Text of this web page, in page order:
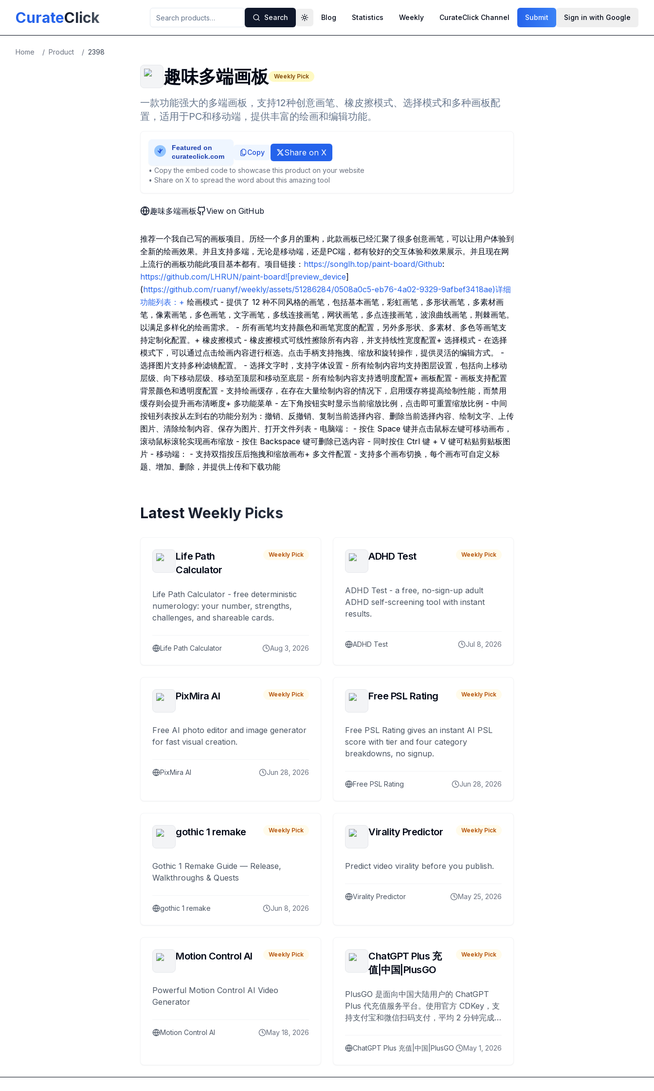
CurateClick Search Toggle theme
Blog Statistics Weekly CurateClick Channel Submit Sign in with Google
Home / Product / 2398
趣味多端画板 Weekly Pick
一款功能强大的多端画板，支持12种创意画笔、橡皮擦模式、选择模式和多种画板配
置，适用于PC和移动端，提供丰富的绘画和编辑功能。
Copy Share on X
• Copy the embed code to showcase this product on your website
• Share on X to spread the word about this amazing tool
趣味多端画板 View on GitHub
推荐一个我自己写的画板项目。历经一个多月的重构，此款画板已经汇聚了很多创意画笔，可以让用户体验到
全新的绘画效果。并且支持多端，无论是移动端，还是PC端，都有较好的交互体验和效果展示。并且现在网
上流行的画板功能此项目基本都有。项目链接： https://songlh.top/paint-board/Github:
https://github.com/LHRUN/paint-board![preview_device]
(https://github.com/ruanyf/weekly/assets/51286284/0508a0c5-eb76-4a02-9329-9afbef3418ae)详细
功能列表：+ 绘画模式 - 提供了 12 种不同风格的画笔，包括基本画笔，彩虹画笔，多形状画笔，多素材画
笔，像素画笔，多色画笔，文字画笔，多线连接画笔，网状画笔，多点连接画笔，波浪曲线画笔，荆棘画笔。
以满足多样化的绘画需求。 - 所有画笔均支持颜色和画笔宽度的配置，另外多形状、多素材、多色等画笔支
持定制化配置。+ 橡皮擦模式 - 橡皮擦模式可线性擦除所有内容，并支持线性宽度配置+ 选择模式 - 在选择
模式下，可以通过点击绘画内容进行框选。点击手柄支持拖拽、缩放和旋转操作，提供灵活的编辑方式。 -
选择图片支持多种滤镜配置。 - 选择文字时，支持字体设置 - 所有绘制内容均支持图层设置，包括向上移动
层级、向下移动层级、移动至顶层和移动至底层 - 所有绘制内容支持透明度配置+ 画板配置 - 画板支持配置
背景颜色和透明度配置 - 支持绘画缓存，在存在大量绘制内容的情况下，启用缓存将提高绘制性能，而禁用
缓存则会提升画布清晰度+ 多功能菜单 - 左下角按钮实时显示当前缩放比例，点击即可重置缩放比例 - 中间
按钮列表按从左到右的功能分别为：撤销、反撤销、复制当前选择内容、删除当前选择内容、绘制文字、上传
图片、清除绘制内容、保存为图片、打开文件列表 - 电脑端： - 按住 Space 键并点击鼠标左键可移动画布，
滚动鼠标滚轮实现画布缩放 - 按住 Backspace 键可删除已选内容 - 同时按住 Ctrl 键 + V 键可粘贴剪贴板图
片 - 移动端： - 支持双指按压后拖拽和缩放画布+ 多文件配置 - 支持多个画布切换，每个画布可自定义标
题、增加、删除，并提供上传和下载功能
Latest Weekly Picks
Life Path
Calculator
Weekly Pick
Life Path Calculator - free deterministic
numerology: your number, strengths,
challenges, and shareable cards.
Life Path Calculator Aug 3, 2026
ADHD Test Weekly Pick
ADHD Test - a free, no-sign-up adult
ADHD self-screening tool with instant
results.
ADHD Test Jul 8, 2026
PixMira AI Weekly Pick
Free AI photo editor and image generator
for fast visual creation.
PixMira AI Jun 28, 2026
Free PSL Rating Weekly Pick
Free PSL Rating gives an instant AI PSL
score with tier and four category
breakdowns, no signup.
Free PSL Rating Jun 28, 2026
gothic 1 remake Weekly Pick
Gothic 1 Remake Guide — Release,
Walkthroughs & Quests
gothic 1 remake Jun 8, 2026
Virality Predictor Weekly Pick
Predict video virality before you publish.
Virality Predictor May 25, 2026
Motion Control AI Weekly Pick
Powerful Motion Control AI Video
Generator
Motion Control AI May 18, 2026
ChatGPT Plus 充
值|中国|PlusGO
Weekly Pick
PlusGO 是面向中国大陆用户的 ChatGPT
Plus 代充值服务平台。使用官方 CDKey，支
持支付宝和微信扫码支付，平均 2 分钟完成
ChatGPT Plus 充值|中国|PlusGO May 1, 2026